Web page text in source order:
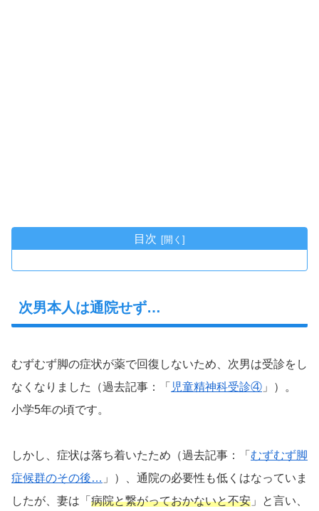
目次
次男本人は通院せず…
むずむず脚の症状が薬で回復しないため、次男は受診をし
なくなりました（過去記事：「 児童精神科受診④ 」）。
小学5年の頃です。
しかし、症状は落ち着いたため（過去記事：「 むずむず脚
症候群のその後… 」）、通院の必要性も低くはなっていま
したが、妻は「 病院と繋がっておかないと不安 」と言い、